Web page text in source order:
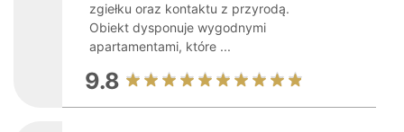
zgiełku oraz kontaktu z przyrodą.
Obiekt dysponuje wygodnymi
apartamentami, które ...
9.8